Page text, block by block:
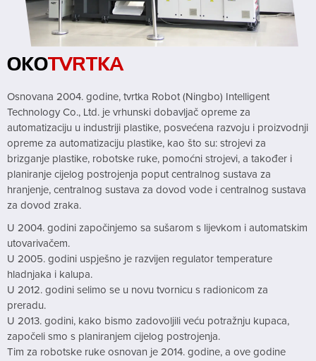
OKO TVRTKA
Osnovana 2004. godine, tvrtka Robot (Ningbo) Intelligent
Technology Co., Ltd. je vrhunski dobavljač opreme za
automatizaciju u industriji plastike, posvećena razvoju i proizvodnji
opreme za automatizaciju plastike, kao što su: strojevi za
brizganje plastike, robotske ruke, pomoćni strojevi, a također i
planiranje cijelog postrojenja poput centralnog sustava za
hranjenje, centralnog sustava za dovod vode i centralnog sustava
za dovod zraka.
U 2004. godini započinjemo sa sušarom s lijevkom i automatskim
utovarivačem.
U 2005. godini uspješno je razvijen regulator temperature
hladnjaka i kalupa.
U 2012. godini selimo se u novu tvornicu s radionicom za
preradu.
U 2013. godini, kako bismo zadovoljili veću potražnju kupaca,
započeli smo s planiranjem cijelog postrojenja.
Tim za robotske ruke osnovan je 2014. godine, a ove godine